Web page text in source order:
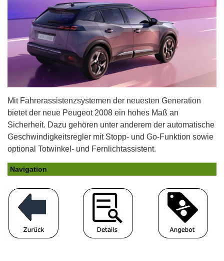
Mit Fahrerassistenzsystemen der neuesten Generation
bietet der neue Peugeot 2008 ein hohes Maß an
Sicherheit. Dazu gehören unter anderem der automatische
Geschwindigkeitsregler mit Stopp- und Go-Funktion sowie
optional Totwinkel- und Fernlichtassistent.
Navigation